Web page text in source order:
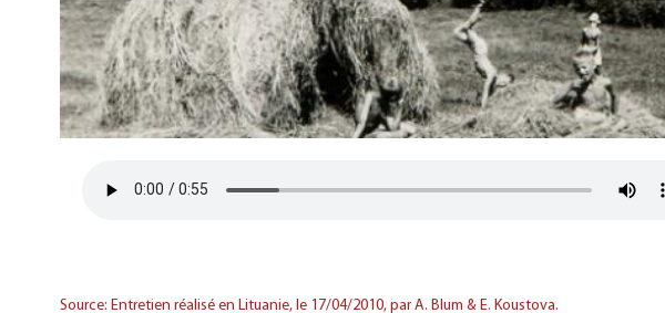
Source: Entretien réalisé en Lituanie, le 17/04/2010, par A. Blum & E. Koustova.